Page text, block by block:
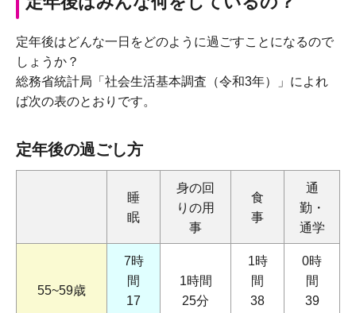
定年後はどんな一日をどのように過ごすことになるので
しょうか？
総務省統計局「社会生活基本調査（令和3年）」によれ
ば次の表のとおりです。
定年後の過ごし方
睡
眠
身の回
りの用
事
食
事
通
勤・
通学
55~59歳
7時
間
17
1時間
25分
1時
間
38
0時
間
39